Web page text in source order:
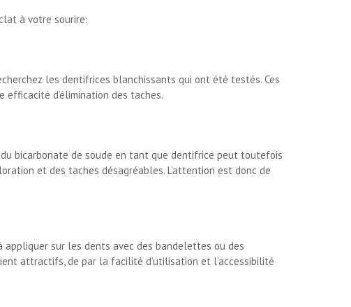
à votre sourire:
les dentifrices blanchissants qui ont été testés. Ces
d’élimination des taches.
bicarbonate de soude en tant que dentifrice peut toutefois
et des taches désagréables. L’attention est donc de
appliquer sur les dents avec des bandelettes ou des
attractifs, de par la facilité d’utilisation et l’accessibilité